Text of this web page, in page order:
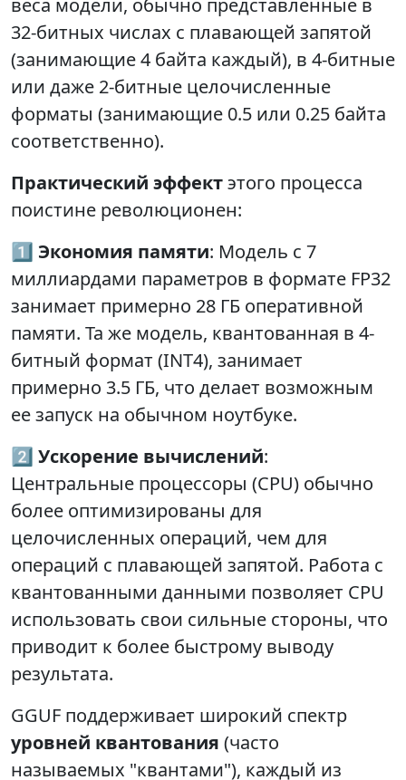
веса модели, обычно представленные в
32-битных числах с плавающей запятой
(занимающие 4 байта каждый), в 4-битные
или даже 2-битные целочисленные
форматы (занимающие 0.5 или 0.25 байта
соответственно).
Практический эффектэтого процесса
поистине революционен:
1️⃣ Экономия памяти: Модель с 7
миллиардами параметров в формате FP32
занимает примерно 28 ГБ оперативной
памяти. Та же модель, квантованная в 4-
битный формат (INT4), занимает
примерно 3.5 ГБ, что делает возможным
ее запуск на обычном ноутбуке.
2️⃣ Ускорение вычислений:
Центральные процессоры (CPU) обычно
более оптимизированы для
целочисленных операций, чем для
операций с плавающей запятой. Работа с
квантованными данными позволяет CPU
использовать свои сильные стороны, что
приводит к более быстрому выводу
результата.
GGUF поддерживает широкий спектр
уровней квантования (часто
называемых "квантами"), каждый из